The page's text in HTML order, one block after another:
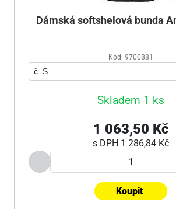
Dámská softshelová bunda
Kód: 9700881
Skladem 1 ks
1 063,50 Kč
s DPH 1 286,84 Kč
Koupit